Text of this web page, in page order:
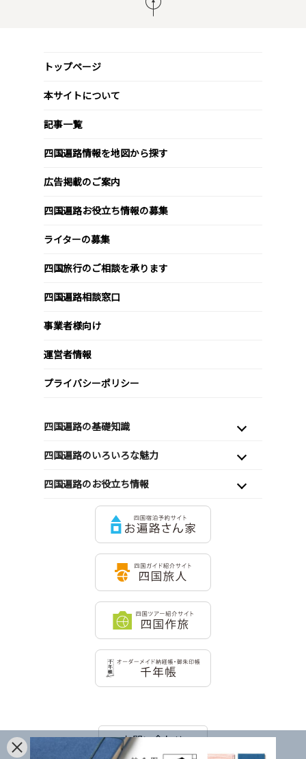
トップページ
本サイトについて
記事一覧
四国遍路情報を地図から探す
広告掲載のご案内
四国遍路お役立ち情報の募集
ライターの募集
四国旅行のご相談を承ります
四国遍路相談窓口
事業者様向け
運営者情報
プライバシーポリシー
四国遍路の基礎知識
四国遍路のいろいろな魅力
四国遍路のお役立ち情報
お問い合わせ